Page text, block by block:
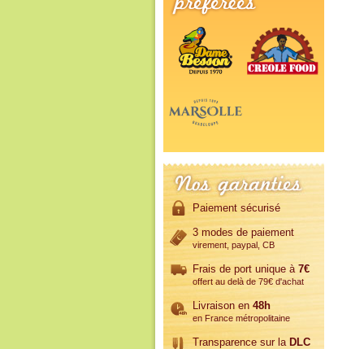
Paiement sécurisé
3 modes de paiement
virement, paypal, CB
Frais de port unique à 7€
offert au delà de 79€ d'achat
Livraison en 48h
en France métropolitaine
Transparence sur la DLC